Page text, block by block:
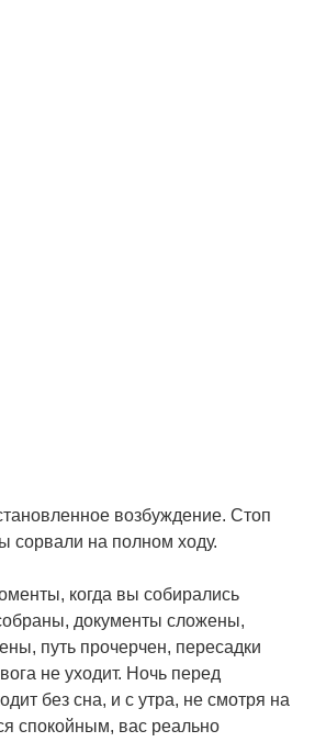
возбуждение. Стоп
сорвали на полном ходу.
когда вы собирались
документы сложены,
путь прочерчен, пересадки
не уходит. Ночь перед
без сна, и с утра, не смотря на
спокойным, вас реально